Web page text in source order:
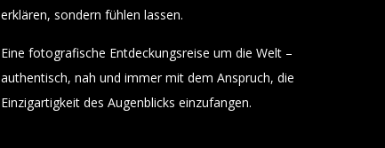
erklären, sondern fühlen lassen.
Eine fotografische Entdeckungsreise um die Welt –
authentisch, nah und immer mit dem Anspruch, die
Einzigartigkeit des Augenblicks einzufangen.